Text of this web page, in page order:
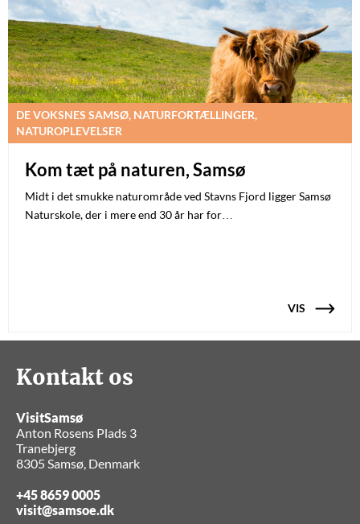
DE VOKSNES SAMSØ, NATURFORTÆLLINGER,
NATUROPLEVELSER
Kom tæt på naturen, Samsø
Midt i det smukke naturområde ved Stavns Fjord ligger Samsø
Naturskole, der i mere end 30 år har for…
VIS
Kontakt os
VisitSamsø
Anton Rosens Plads 3
Tranebjerg
8305 Samsø, Denmark
+45 8659 0005
visit@samsoe.dk